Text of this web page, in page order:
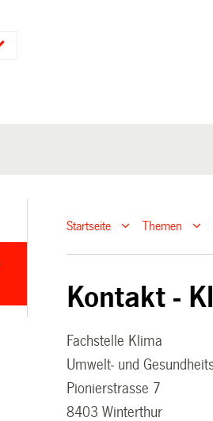
Startseite Themen
Kontakt -
Fachstelle Klima
Umwelt- und
Pionierstrasse 7
8403 Winterthur